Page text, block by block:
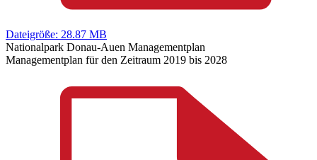
Dateigröße: 28.87 MB
Nationalpark Donau-Auen Managementplan
Managementplan für den Zeitraum 2019 bis 2028